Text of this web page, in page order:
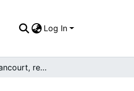
Log In
Ana Lucía Betancourt, reportera del programa Noticias CVN